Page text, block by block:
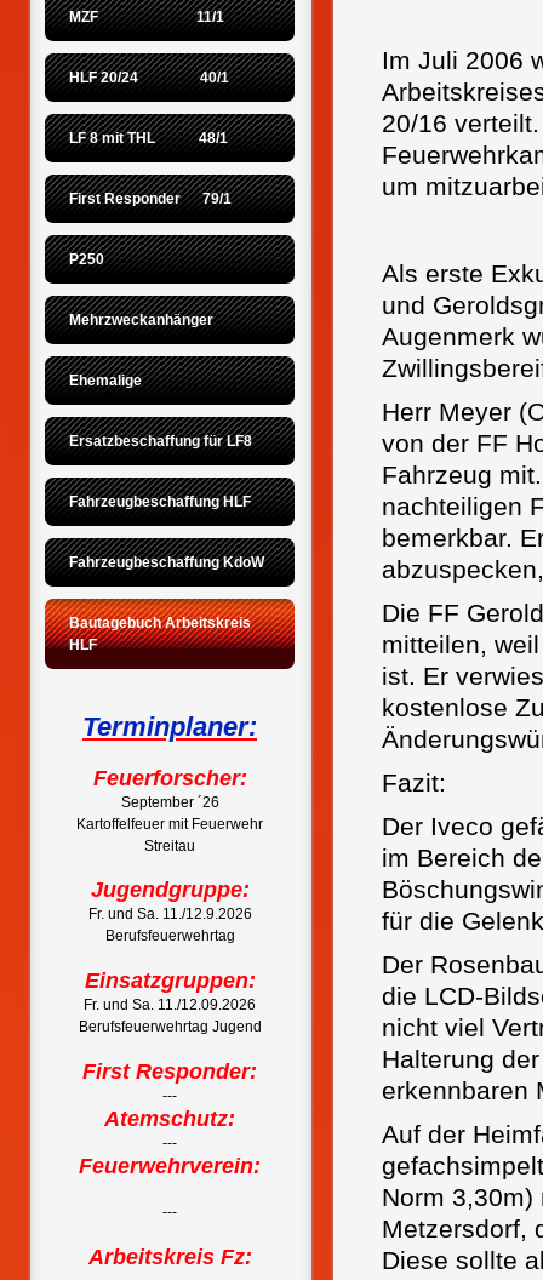
MZF                           11/1
HLF 20/24                 40/1
LF 8 mit THL            48/1
First Responder      79/1
P250
Mehrzweckanhänger
Ehemalige
Ersatzbeschaffung für LF8
Fahrzeugbeschaffung HLF
Fahrzeugbeschaffung KdoW
Bautagebuch Arbeitskreis
HLF
Terminplaner:
Feuerforscher:
September ´26
Kartoffelfeuer mit Feuerwehr
Streitau
Jugendgruppe:
Fr. und Sa. 11./12.9.2026
Berufsfeuerwehrtag
Einsatzgruppen:
Fr. und Sa. 11./12.09.2026
Berufsfeuerwehrtag Jugend
First Responder:
---
Atemschutz:
---
Feuerwehrverein:
---
Arbeitskreis Fz:
Im Juli 2006
20/16
um
Als erste
und
Augenmerk
Herr Meyer
von der FF
Fahrzeug
nachteiligen
bemerkbar.
Die FF
mitteilen,
ist. Er
kostenlose
Fazit:
Der Iveco
im Bereich
für die
Der
die LCD-
nicht viel
Halterung
erkennbaren
Auf der
Norm
Metzersdorf,
Diese sollte